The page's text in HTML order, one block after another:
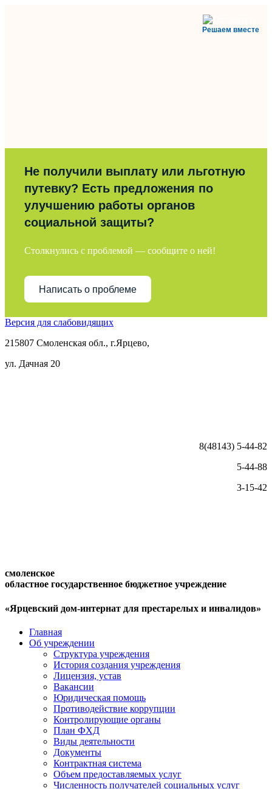
Решаем вместе
Не получили выплату или льготную
путевку? Есть предложения по
улучшению работы органов
социальной защиты?
Столкнулись с проблемой — сообщите о ней!
Написать о проблеме
Версия для слабовидящих
215807 Смоленская обл., г.Ярцево,
ул. Дачная 20
8(48143) 5-44-82
5-44-88
3-15-42
смоленское
областное государственное бюджетное учреждение
«Ярцевский дом-интернат для престарелых и инвалидов»
Главная
Об учреждении
Структура учреждения
История создания учреждения
Лицензия, устав
Вакансии
Юридическая помощь
Противодействие коррупции
Контролирующие органы
План ФХД
Виды деятельности
Документы
Контрактная система
Объем предоставляемых услуг
Численность получателей социальных услуг